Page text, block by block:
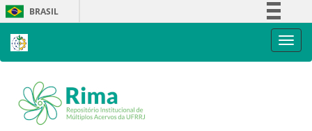
Skip
navigation
BRASIL